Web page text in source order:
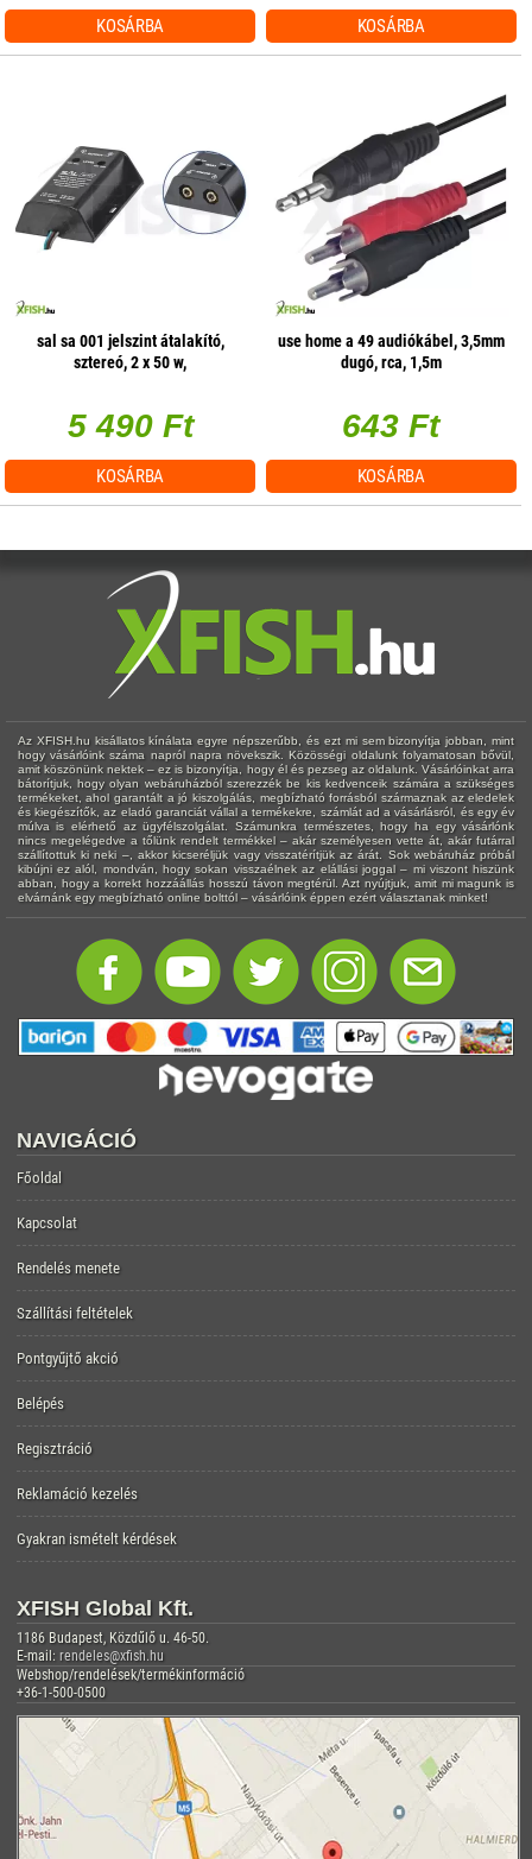
KOSÁRBA KOSÁRBA
sal sa 001 jelszint átalakító,
sztereó, 2 x 50 w,
5 490 Ft
KOSÁRBA
use home a 49 audiókábel, 3,5mm
dugó, rca, 1,5m
643 Ft
KOSÁRBA
Az XFISH.hu kisállatos kínálata egyre népszerűbb, és ezt mi sem bizonyítja jobban, mint
hogy vásárlóink száma napról napra növekszik. Közösségi oldalunk folyamatosan bővül,
amit köszönünk nektek – ez is bizonyítja, hogy él és pezseg az oldalunk. Vásárlóinkat arra
bátorítjuk, hogy olyan webáruházból szerezzék be kis kedvenceik számára a szükséges
termékeket, ahol garantált a jó kiszolgálás, megbízható forrásból származnak az eledelek
és kiegészítők, az eladó garanciát vállal a termékekre, számlát ad a vásárlásról, és egy év
múlva is elérhető az ügyfélszolgálat. Számunkra természetes, hogy ha egy vásárlónk
nincs megelégedve a tőlünk rendelt termékkel – akár személyesen vette át, akár futárral
szállítottuk ki neki –, akkor kicseréljük vagy visszatérítjük az árát. Sok webáruház próbál
kibújni ez alól, mondván, hogy sokan visszaélnek az elállási joggal – mi viszont hiszünk
abban, hogy a korrekt hozzáállás hosszú távon megtérül. Azt nyújtjuk, amit mi magunk is
elvárnánk egy megbízható online bolttól – vásárlóink éppen ezért választanak minket!
NAVIGÁCIÓ
Főoldal
Kapcsolat
Rendelés menete
Szállítási feltételek
Pontgyűjtő akció
Belépés
Regisztráció
Reklamáció kezelés
Gyakran ismételt kérdések
XFISH Global Kft.
1186 Budapest, Közdűlő u. 46-50.
E-mail: rendeles@xfish.hu
Webshop/rendelések/termékinformáció
+36-1-500-0500